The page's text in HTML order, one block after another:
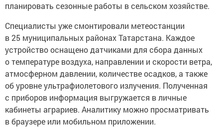
планировать сезонные работы в сельском хозяйстве.
Специалисты уже смонтировали метеостанции
в 25 муниципальных районах Татарстана. Каждое
устройство оснащено датчиками для сбора данных
о температуре воздуха, направлении и скорости ветра,
атмосферном давлении, количестве осадков, а также
об уровне ультрафиолетового излучения. Полученная
с приборов информация выгружается в личные
кабинеты аграриев. Аналитику можно просматривать
в браузере или мобильном приложении.